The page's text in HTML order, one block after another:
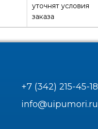
уточнят условия
заказа
+7 (342) 215-45-18
info@uipumori.ru